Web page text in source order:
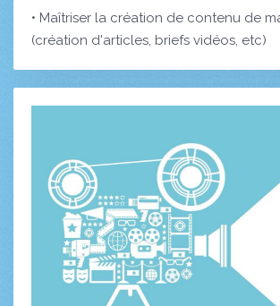
• Maîtriser la création de contenu de
(création d'articles, briefs vidéos, etc)